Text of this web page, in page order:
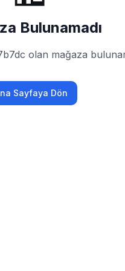
Bulunamadı
olan mağaza
Sayfaya Dön